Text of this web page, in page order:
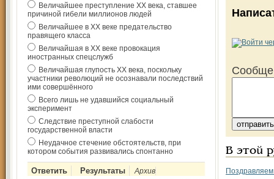
Величайшее преступление ХХ века, ставшее
причиной гибели миллионов людей
Величайшее в ХХ веке предательство
правящего класса
Величайшая в ХХ веке провокация
иностранных спецслужб
Величайшая глупость ХХ века, поскольку
участники революций не осознавали последствий
ими совершённого
Всего лишь не удавшийся социальный
эксперимент
Следствие преступной слабости
государственной власти
Неудачное стечение обстоятельств, при
котором события развивались спонтанно
Архив
В этой